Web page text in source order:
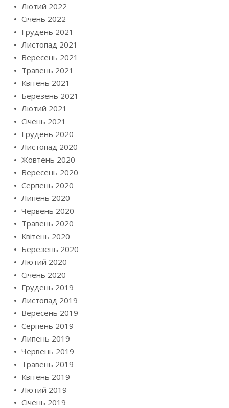
Лютий 2022
Січень 2022
Грудень 2021
Листопад 2021
Вересень 2021
Травень 2021
Квітень 2021
Березень 2021
Лютий 2021
Січень 2021
Грудень 2020
Листопад 2020
Жовтень 2020
Вересень 2020
Серпень 2020
Липень 2020
Червень 2020
Травень 2020
Квітень 2020
Березень 2020
Лютий 2020
Січень 2020
Грудень 2019
Листопад 2019
Вересень 2019
Серпень 2019
Липень 2019
Червень 2019
Травень 2019
Квітень 2019
Лютий 2019
Січень 2019